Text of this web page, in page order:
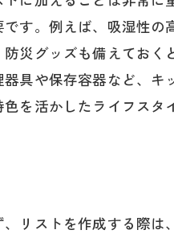
の基準
レスを軽減する方法
す。例えば、吸湿性の
災グッズも備えておく
具や保存容器など、キ
を活かしたライフスタ
リストを作成する際は